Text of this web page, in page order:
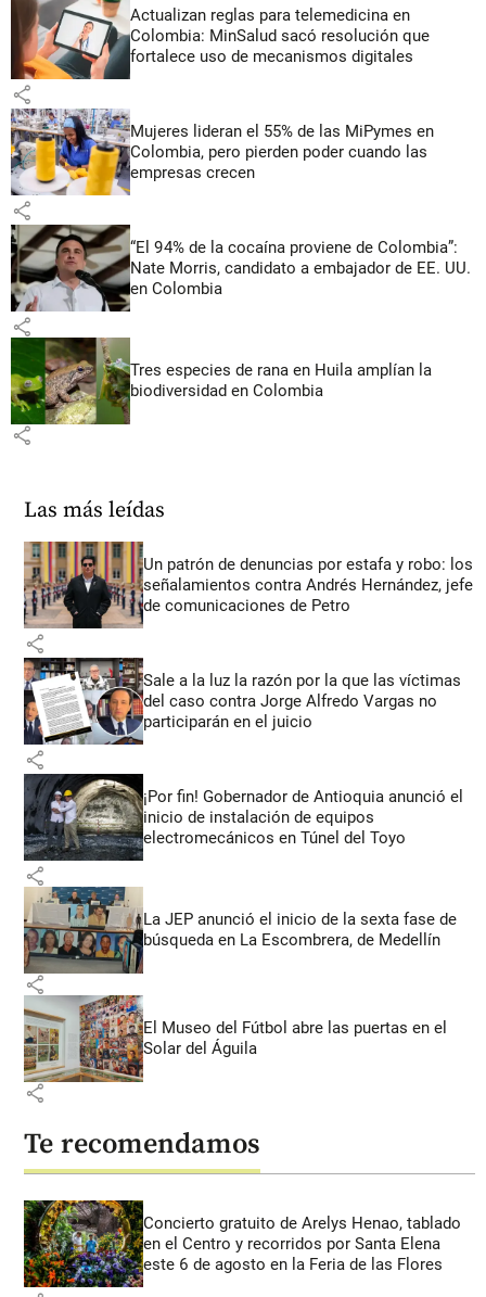
Actualizan reglas para telemedicina en
Colombia: MinSalud sacó resolución que
fortalece uso de mecanismos digitales
share
Mujeres lideran el 55% de las MiPymes en
Colombia, pero pierden poder cuando las
empresas crecen
share
“El 94% de la cocaína proviene de Colombia”:
Nate Morris, candidato a embajador de EE. UU.
en Colombia
share
Tres especies de rana en Huila amplían la
biodiversidad en Colombia
share
Las más leídas
Un patrón de denuncias por estafa y robo: los
señalamientos contra Andrés Hernández, jefe
de comunicaciones de Petro
share
Sale a la luz la razón por la que las víctimas
del caso contra Jorge Alfredo Vargas no
participarán en el juicio
share
¡Por fin! Gobernador de Antioquia anunció el
inicio de instalación de equipos
electromecánicos en Túnel del Toyo
share
La JEP anunció el inicio de la sexta fase de
búsqueda en La Escombrera, de Medellín
share
El Museo del Fútbol abre las puertas en el
Solar del Águila
share
Te recomendamos
Concierto gratuito de Arelys Henao, tablado
en el Centro y recorridos por Santa Elena
este 6 de agosto en la Feria de las Flores